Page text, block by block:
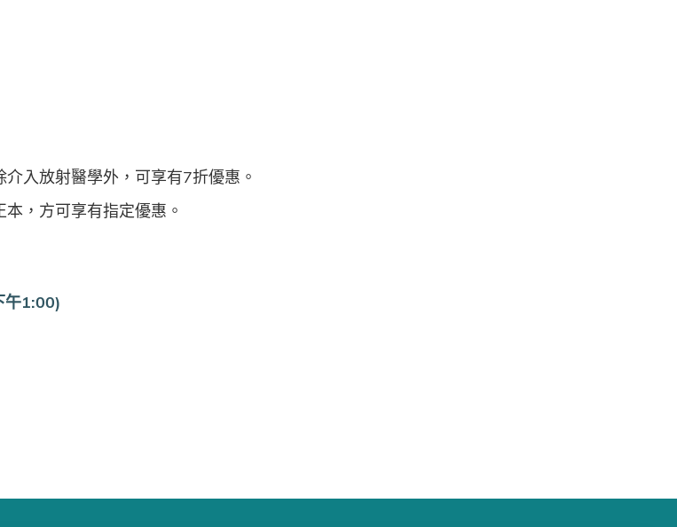
入放射醫學外，可享有7折優惠。
，方可享有指定優惠。
午1:00)